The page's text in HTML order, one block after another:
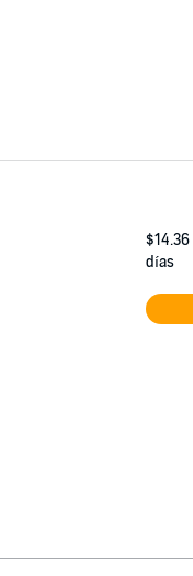
$14.36
días